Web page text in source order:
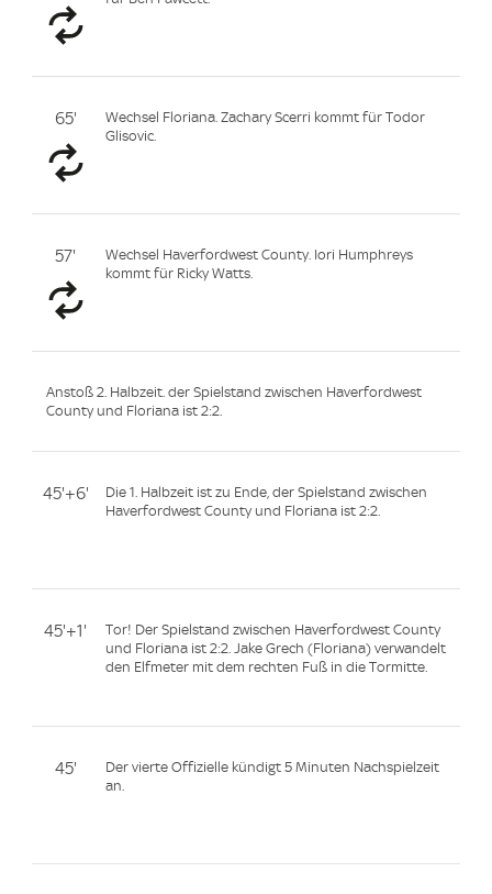
65'
Wechsel Floriana. Zachary Scerri kommt für Todor
Glisovic.
57'
Wechsel Haverfordwest County. Iori Humphreys
kommt für Ricky Watts.
Anstoß 2. Halbzeit. der Spielstand zwischen Haverfordwest
County und Floriana ist 2:2.
45'+6'
Die 1. Halbzeit ist zu Ende, der Spielstand zwischen
Haverfordwest County und Floriana ist 2:2.
45'+1'
Tor! Der Spielstand zwischen Haverfordwest County
und Floriana ist 2:2. Jake Grech (Floriana) verwandelt
den Elfmeter mit dem rechten Fuß in die Tormitte.
45'
Der vierte Offizielle kündigt 5 Minuten Nachspielzeit
an.